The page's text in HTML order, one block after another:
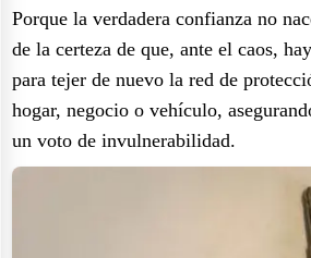
Porque la verdadera confianza no
de la certeza de que, ante el caos,
para tejer de nuevo la red de
hogar, negocio o vehículo,
un voto de invulnerabilidad.